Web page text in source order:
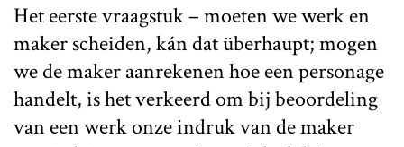
Het eerste vraagstuk – moeten we werk en
maker scheiden, kán dat überhaupt; mogen
we de maker aanrekenen hoe een personage
handelt, is het verkeerd om bij beoordeling
van een werk onze indruk van de maker